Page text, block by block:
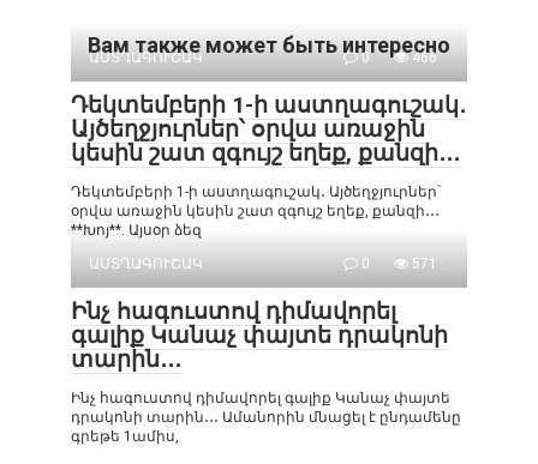
Вам также может быть интересно
ԱՍՏՂԱԳՈՒՇԱԿ 0 466
Դեկտեմբերի 1-ի աստղագուշակ․
Այծեղջյուրներ՝ օրվա առաջին
կեսին շատ զգույշ եղեք, քանզի․․․
Դեկտեմբերի 1-ի աստղագուշակ․ Այծեղջյուրներ՝
օրվա առաջին կեսին շատ զգույշ եղեք, քանզի․․․
**Խոյ**. Այսօր ձեզ
ԱՍՏՂԱԳՈՒՇԱԿ
0 571
Ինչ հագուստով դիմավորել
գալիք Կանաչ փայտե դրակոնի
տարին․․․
Ինչ հագուստով դիմավորել գալիք Կանաչ փայտե
դրակոնի տարին․․․ Ամանորին մնացել է ընդամենը
գրեթե 1ամիս,